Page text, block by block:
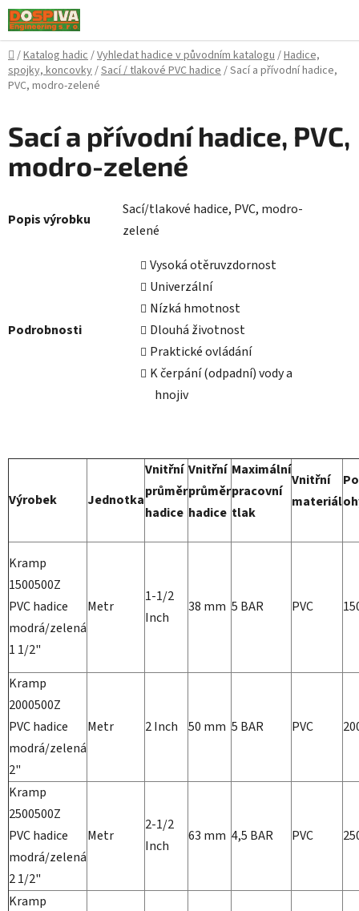
Přejít
na
obsah
Domů
/Katalog hadic/Vyhledat hadice v původním katalogu/Hadice,
spojky, koncovky/Sací / tlakové PVC hadice/Sací a přívodní hadice,
PVC, modro-zelené
Sací a přívodní hadice, PVC,
modro-zelené
Popis výrobku
Sací/tlakové hadice, PVC, modro-
zelené
Podrobnosti
Vysoká otěruvzdornost
Univerzální
Nízká hmotnost
Dlouhá životnost
Praktické ovládání
K čerpání (odpadní) vody a
hnojiv
Výrobek Jednotka
Vnitřní
průměr
hadice
Vnitřní
průměr
hadice
Maximální
pracovní
tlak
Vnitřní
materiál
Kramp
1500500Z
PVC hadice
modrá/zelená
1 1/2"
Metr
1-1/2
Inch
38 mm 5 BAR PVC
Kramp
2000500Z
PVC hadice
modrá/zelená
2"
Metr 2 Inch 50 mm 5 BAR PVC
Kramp
2500500Z
PVC hadice
modrá/zelená
2 1/2"
Metr
2-1/2
Inch
63 mm 4,5 BAR PVC
Kramp